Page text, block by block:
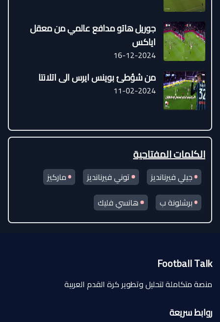
جوريل هاتو مدافع عالمي من معقل
اياكس
16-12-2024
من شؤطئ بوينس ايرس الى اتلانتا
11-02-2024
الكلمات المفتاحية
جيلي فيرنانديز توني فيرنانديز
ماركيز
برشلونة ب
هانسي فليك
Football Talk
منصة متكاملة لتحليل وتطوير كرة القدم العربية
روابط سريعة